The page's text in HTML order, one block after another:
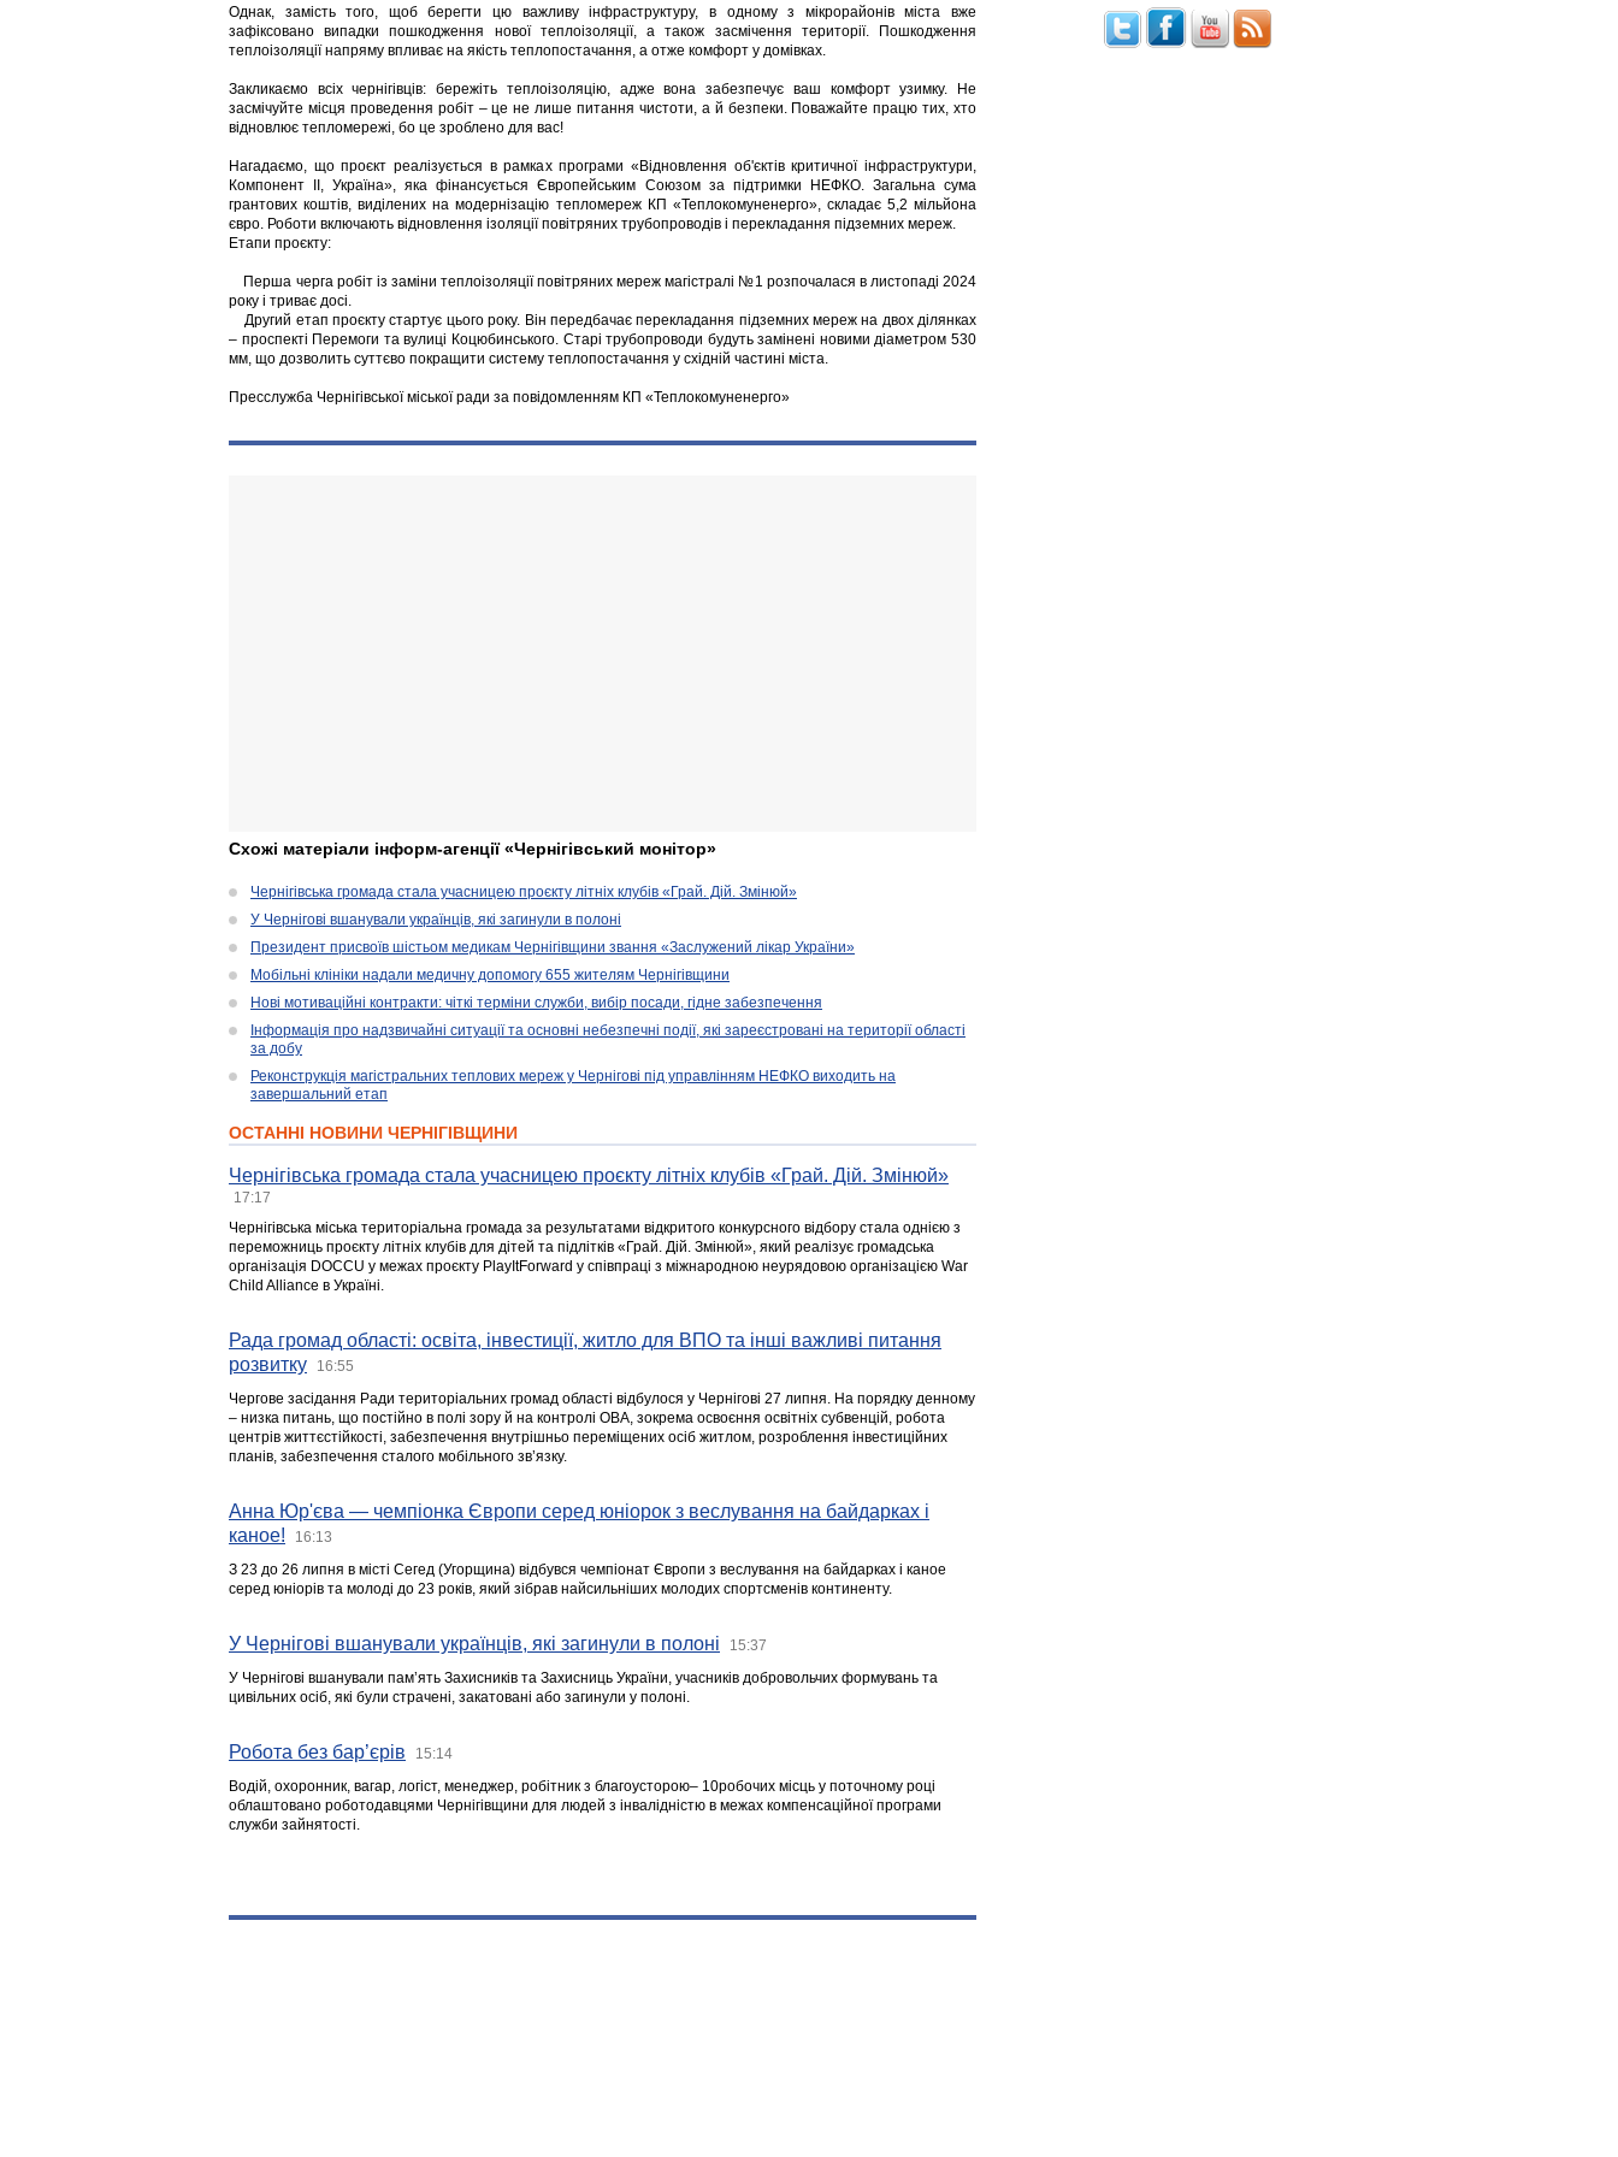
Однак, замість того, щоб берегти цю важливу інфраструктуру, в одному з мікрорайонів міста вже
зафіксовано випадки пошкодження нової теплоізоляції, а також засмічення території. Пошкодження
теплоізоляції напряму впливає на якість теплопостачання, а отже комфорт у домівках.
Закликаємо всіх чернігівців: бережіть теплоізоляцію, адже вона забезпечує ваш комфорт узимку. Не
засмічуйте місця проведення робіт – це не лише питання чистоти, а й безпеки. Поважайте працю тих, хто
відновлює тепломережі, бо це зроблено для вас!
Нагадаємо, що проєкт реалізується в рамках програми «Відновлення об'єктів критичної інфраструктури,
Компонент II, Україна», яка фінансується Європейським Союзом за підтримки НЕФКО. Загальна сума
грантових коштів, виділених на модернізацію тепломереж КП «Теплокомуненерго», складає 5,2 мільйона
євро. Роботи включають відновлення ізоляції повітряних трубопроводів і перекладання підземних мереж.
Етапи проєкту:
Перша черга робіт із заміни теплоізоляції повітряних мереж магістралі №1 розпочалася в листопаді 2024
року і триває досі.
Другий етап проєкту стартує цього року. Він передбачає перекладання підземних мереж на двох ділянках
– проспекті Перемоги та вулиці Коцюбинського. Старі трубопроводи будуть замінені новими діаметром 530
мм, що дозволить суттєво покращити систему теплопостачання у східній частині міста.
Пресслужба Чернігівської міської ради за повідомленням КП «Теплокомуненерго»
Схожі матеріали інформ-агенції «Чернігівський монітор»
Чернігівська громада стала учасницею проєкту літніх клубів «Грай. Дій. Змінюй»
У Чернігові вшанували українців, які загинули в полоні
Президент присвоїв шістьом медикам Чернігівщини звання «Заслужений лікар України»
Мобільні клініки надали медичну допомогу 655 жителям Чернігівщини
Нові мотиваційні контракти: чіткі терміни служби, вибір посади, гідне забезпечення
Інформація про надзвичайні ситуації та основні небезпечні події, які зареєстровані на території області
за добу
Реконструкція магістральних теплових мереж у Чернігові під управлінням НЕФКО виходить на
завершальний етап
ОСТАННІ НОВИНИ ЧЕРНІГІВЩИНИ
Чернігівська громада стала учасницею проєкту літніх клубів «Грай. Дій. Змінюй»
17:17
Чернігівська міська територіальна громада за результатами відкритого конкурсного відбору стала однією з
переможниць проєкту літніх клубів для дітей та підлітків «Грай. Дій. Змінюй», який реалізує громадська
організація DOCCU у межах проєкту PlayItForward у співпраці з міжнародною неурядовою організацією War
Child Alliance в Україні.
Рада громад області: освіта, інвестиції, житло для ВПО та інші важливі питання
розвитку
16:55
Чергове засідання Ради територіальних громад області відбулося у Чернігові 27 липня. На порядку денному
– низка питань, що постійно в полі зору й на контролі ОВА, зокрема освоєння освітніх субвенцій, робота
центрів життєстійкості, забезпечення внутрішньо переміщених осіб житлом, розроблення інвестиційних
планів, забезпечення сталого мобільного зв’язку.
Анна Юр'єва — чемпіонка Європи серед юніорок з веслування на байдарках і
каное!
16:13
З 23 до 26 липня в місті Сегед (Угорщина) відбувся чемпіонат Європи з веслування на байдарках і каное
серед юніорів та молоді до 23 років, який зібрав найсильніших молодих спортсменів континенту.
У Чернігові вшанували українців, які загинули в полоні 15:37
У Чернігові вшанували пам’ять Захисників та Захисниць України, учасників добровольчих формувань та
цивільних осіб, які були страчені, закатовані або загинули у полоні.
Робота без бар’єрів 15:14
Водій, охоронник, вагар, логіст, менеджер, робітник з благоусторою– 10робочих місць у поточному році
облаштовано роботодавцями Чернігівщини для людей з інвалідністю в межах компенсаційної програми
служби зайнятості.